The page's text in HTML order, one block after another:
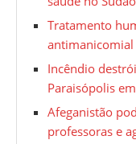
Tratamento
antimanicomial
Incêndio
Paraisópolis
Afeganistão
professoras e